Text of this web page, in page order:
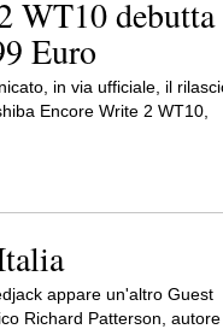
WT10 debutta
Euro
in via ufficiale, il
Encore Write 2 WT10,
appare un'altro Guest
Richard Patterson, autore